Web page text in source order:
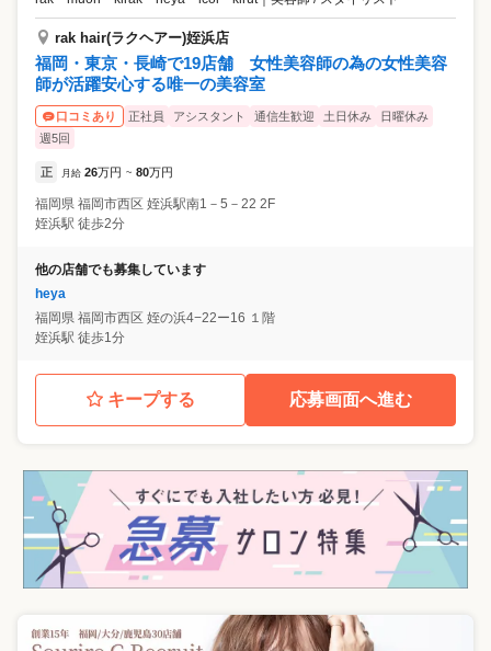
rak hair(ラクヘアー)姪浜店
福岡・東京・長崎で19店舗 女性美容師の為の女性美容
師が活躍安心する唯一の美容室
口コミあり 正社員 アシスタント 通信生歓迎 土日休み
日曜休み
週5回
正 月給 26万円 ~ 80万円
福岡県 福岡市西区 姪浜駅南1－5－22 2F
姪浜駅 徒歩2分
他の店舗でも募集しています
heya
福岡県 福岡市西区 姪の浜4−22ー16 １階
姪浜駅 徒歩1分
キープする 応募画面へ進む